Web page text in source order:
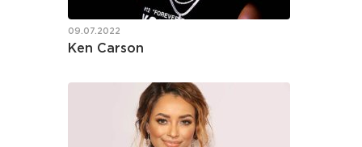
09.07.2022
Ken Carson